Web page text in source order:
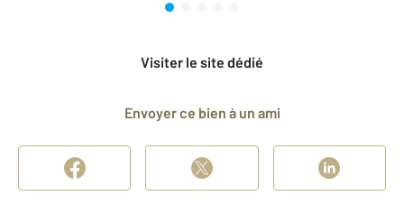
Visiter le site dédié
Envoyer ce bien à un ami